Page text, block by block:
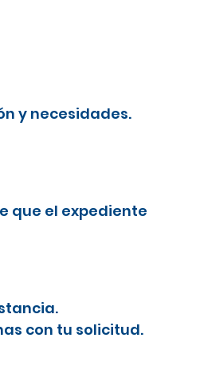
y necesidades.
que el expediente
con tu solicitud.